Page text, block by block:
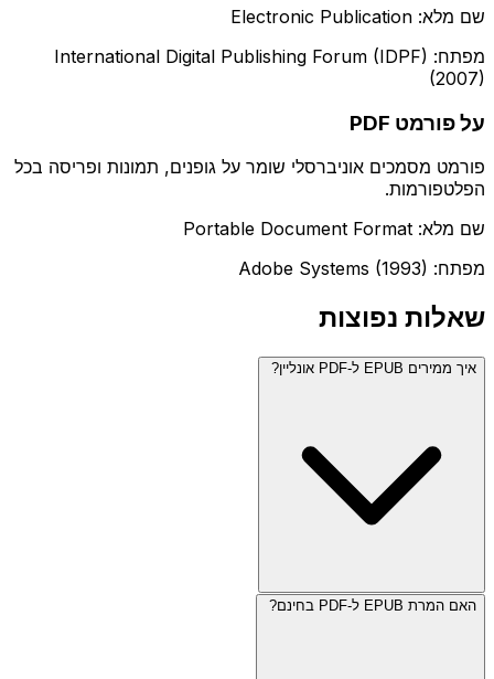
שם מלא: Electronic Publication
מפתח: International Digital Publishing Forum (IDPF)
(2007)
על פורמט PDF
פורמט מסמכים אוניברסלי שומר על גופנים, תמונות ופריסה בכל
הפלטפורמות.
שם מלא: Portable Document Format
מפתח: Adobe Systems (1993)
שאלות נפוצות
איך ממירים EPUB ל-PDF אונליין?
האם המרת EPUB ל-PDF בחינם?